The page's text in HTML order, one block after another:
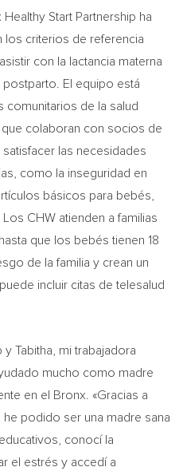
Start Partnership ha
los criterios de referencia
con la lactancia materna
El equipo está
de la salud
que colaboran con socios de
las necesidades
como la inseguridad en
básicos para bebés,
CHW atienden a familias
que los bebés tienen 18
de la familia y crean un
incluir citas de telesalud
y Tabitha, mi trabajadora
mucho como madre
en el
Bronx . «Gracias a
he podido ser una madre sana
conocí la
el estrés y accedí a